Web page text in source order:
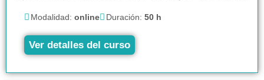
Modalidad: online Duración: 50 h
Ver detalles del curso